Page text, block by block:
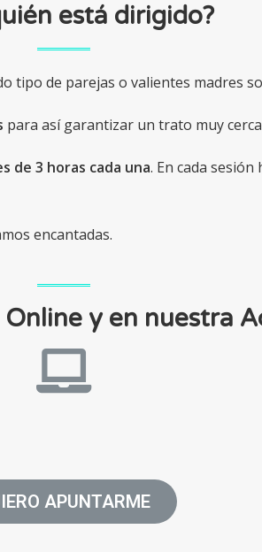
está dirigido?
tipo de parejas o valientes madres
para así garantizar un trato muy
de 3 horas cada una. En cada
encantadas.
y en nuestra
APUNTARME